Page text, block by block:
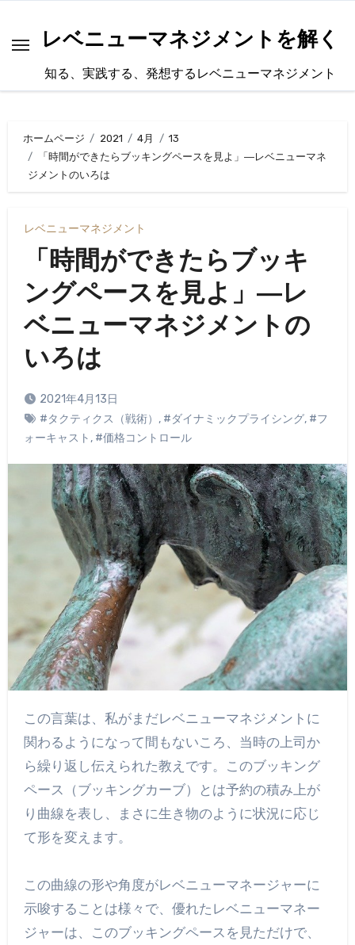
レベニューマネジメントを解く
知る、実践する、発想するレベニューマネジメント
ホームページ 2021 4月
13
「時間ができたらブッキングペースを見よ」―レベニューマネ
ジメントのいろは
レベニューマネジメント
「時間ができたらブッキ
ングペースを見よ」―レ
ベニューマネジメントの
いろは
2021年4月13日
#タクティクス（戦術） , #ダイナミックプライシング, #フ
ォーキャスト , #価格コントロール
この言葉は、私がまだレベニューマネジメントに
関わるようになって間もないころ、当時の上司か
ら繰り返し伝えられた教えです。このブッキング
ペース（ブッキングカーブ）とは予約の積み上が
り曲線を表し、まさに生き物のように状況に応じ
て形を変えます。
この曲線の形や角度がレベニューマネージャーに
示唆することは様々で、優れたレベニューマネー
ジャーは、このブッキングペースを見ただけで、